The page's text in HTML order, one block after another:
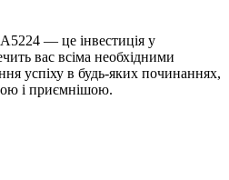
— це інвестиція у
вас всіма необхідними
успіху в будь-яких починаннях,
і приємнішою.